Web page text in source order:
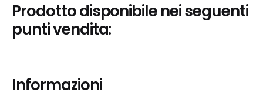
Prodotto disponibile nei seguenti
punti vendita:
Informazioni